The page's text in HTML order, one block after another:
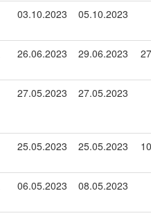
03.10.2023 05.10.2023
26.06.2023 29.06.2023 27
27.05.2023 27.05.2023
25.05.2023 25.05.2023 10
06.05.2023 08.05.2023